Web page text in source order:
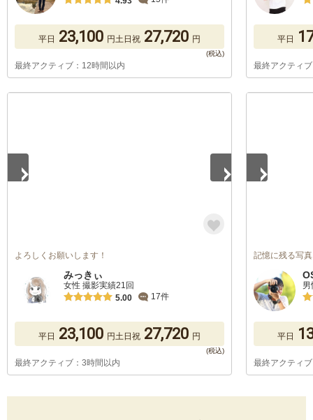
平日 23,100 円土日祝 27,720 円
最終アクティブ：12時間以内
平日
最終アクティ
よろしくお願いします！
みっきぃ
女性 撮影実績21回
5.00
17件
平日 23,100 円土日祝 27,720 円
最終アクティブ：3時間以内
記憶に残る写
平日
最終アクティ